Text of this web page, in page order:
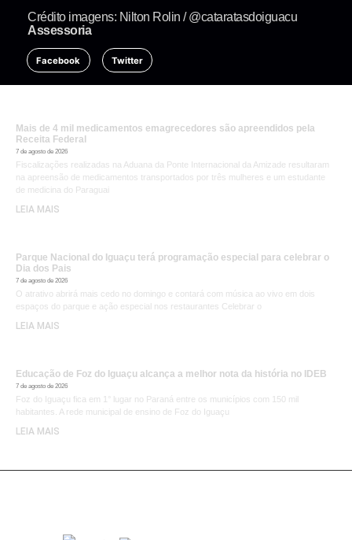
Crédito imagens: Nilton Rolin / @cataratasdoiguacu
Assessoria
Facebook Twitter
Mais de 4 mil medicamentos emagrecedores são apreendidos pela
Receita Federal
7 de agosto de 2026
Fiscalizações realizadas na Aduana da Ponte Internacional da Amizade resultaram
na apreensão de medicamentos transportados por três mulheres e um estudante
de medicina do Paraguai
LEIA MAIS
Parque Nacional do Iguaçu terá programação especial para celebrar o
Dia dos Pais
7 de agosto de 2026
O atrativo abrirá mais cedo no domingo e contará com música ao vivo em dois
espaços do parque e ação especial nos restaurantes Celebrar o
LEIA MAIS
Educação de Foz do Iguaçu alcança a melhor nota da história no IDEB
7 de agosto de 2026
Foz do Iguaçu fica em 1° lugar no Paraná entre os municípios com 150 mil
habitantes. A rede municipal de ensino de Foz do Iguaçu
LEIA MAIS